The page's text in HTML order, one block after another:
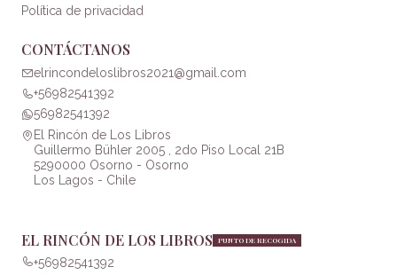
Política de privacidad
CONTÁCTANOS
elrincondeloslibros2021@gmail.com
+56982541392
56982541392
El Rincón de Los Libros
Guillermo Bühler 2005 , 2do Piso Local 21B
5290000 Osorno - Osorno
Los Lagos - Chile
EL RINCÓN DE LOS LIBROS PUNTO DE RECOGIDA
+56982541392